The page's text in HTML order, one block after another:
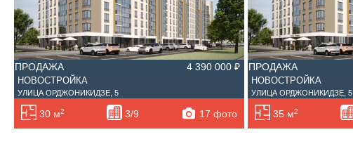
ПРОДАЖА 4 390 000 ₽
НОВОСТРОЙКА
УЛИЦА ОРДЖОНИКИДЗЕ, 5
30 м2 3/9 17 фото
ПРОДАЖА
НОВОСТРОЙКА
УЛИЦА ОРДЖОНИКИДЗЕ, 5
35 м2